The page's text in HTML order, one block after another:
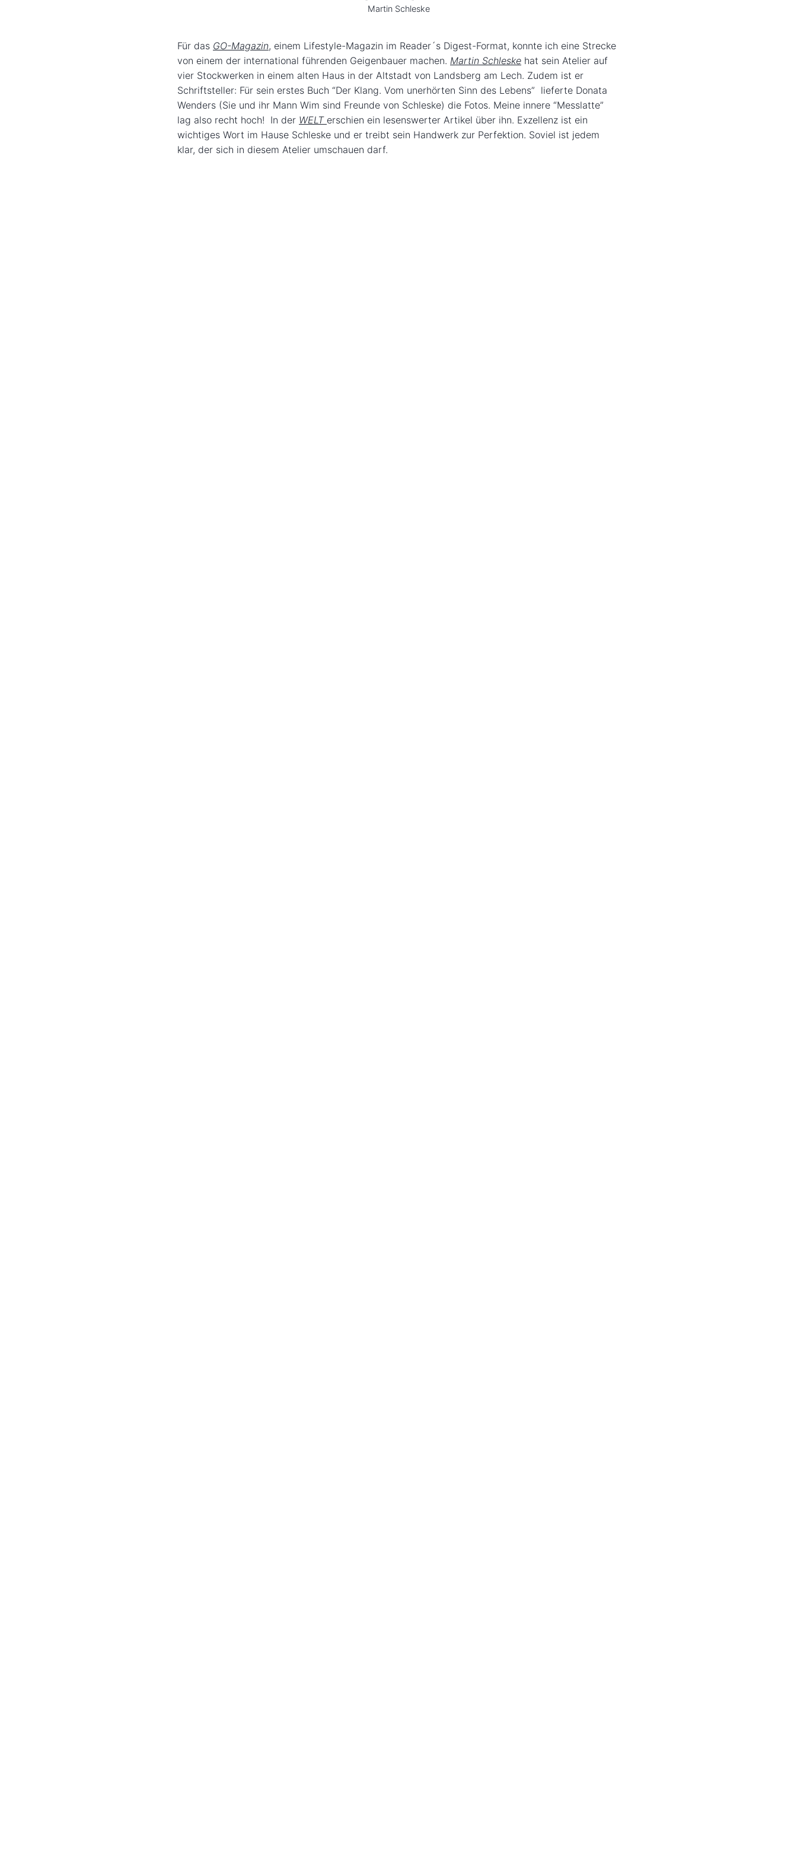
Martin Schleske
Für das GO-Magazin, einem Lifestyle-Magazin im Reader´s Digest-Format, konnte ich eine Strecke
von einem der international führenden Geigenbauer machen. Martin Schleske hat sein Atelier auf
vier Stockwerken in einem alten Haus in der Altstadt von Landsberg am Lech. Zudem ist er
Schriftsteller: Für sein erstes Buch “Der Klang. Vom unerhörten Sinn des Lebens” lieferte Donata
Wenders (Sie und ihr Mann Wim sind Freunde von Schleske) die Fotos. Meine innere “Messlatte”
lag also recht hoch! In der WELT erschien ein lesenswerter Artikel über ihn. Exzellenz ist ein
wichtiges Wort im Hause Schleske und er treibt sein Handwerk zur Perfektion. Soviel ist jedem
klar, der sich in diesem Atelier umschauen darf.